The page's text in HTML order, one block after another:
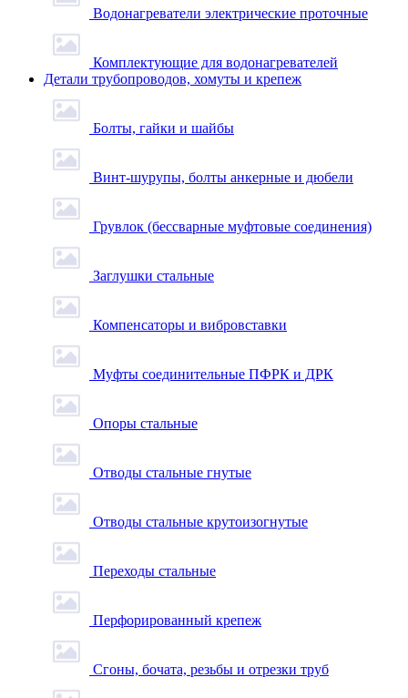
Водонагреватели электрические проточные
Комплектующие для водонагревателей
Детали трубопроводов, хомуты и крепеж
Болты, гайки и шайбы
Винт-шурупы, болты анкерные и дюбели
Грувлок (бессварные муфтовые соединения)
Заглушки стальные
Компенсаторы и вибровставки
Муфты соединительные ПФРК и ДРК
Опоры стальные
Отводы стальные гнутые
Отводы стальные крутоизогнутые
Переходы стальные
Перфорированный крепеж
Сгоны, бочата, резьбы и отрезки труб